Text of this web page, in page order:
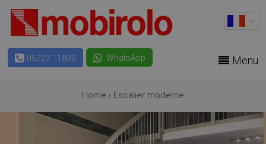
05222 11830 WhatsApp Menu
Home › Escalier moderne